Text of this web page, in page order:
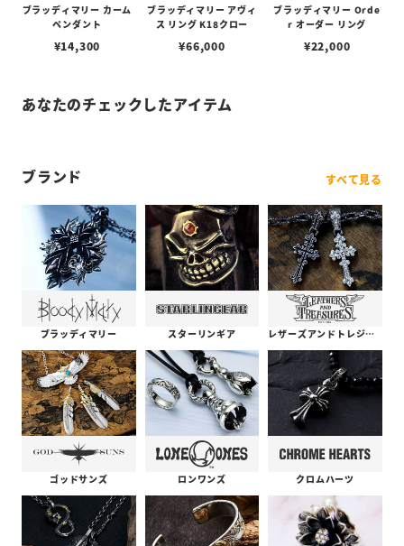
ブラッディマリー カーム
ペンダント
¥14,300
ブラッディマリー アヴィ
ス リング K18クロー
¥66,000
ブラッディマリー Orde
r オーダー リング
¥22,000
あなたのチェックしたアイテム
ブランド すべて見る
ブラッディマリー スターリンギア レザーズアンドトレジャーズ
ゴッドサンズ ロンワンズ クロムハーツ